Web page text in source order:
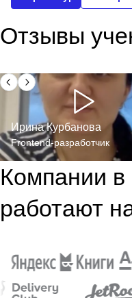
Отзывы
Ирина Курбанова
Frontend-разработчик
Компании в
работают